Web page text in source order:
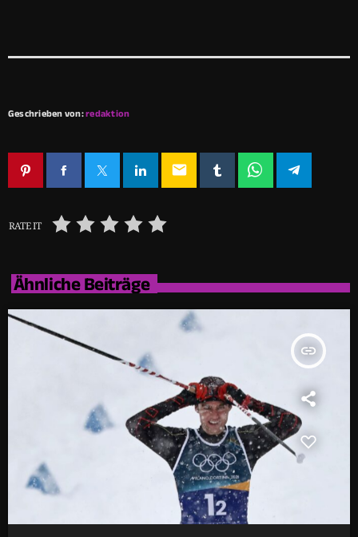
Geschrieben von:redaktion
email
RATE IT
Ähnliche Beiträge
insert_link